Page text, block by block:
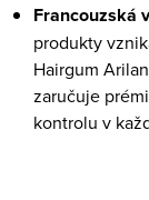
Francouzská
produkty
Hairgum
zaručuje
kontrolu v